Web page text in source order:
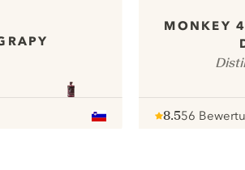
MONKEY
8.556